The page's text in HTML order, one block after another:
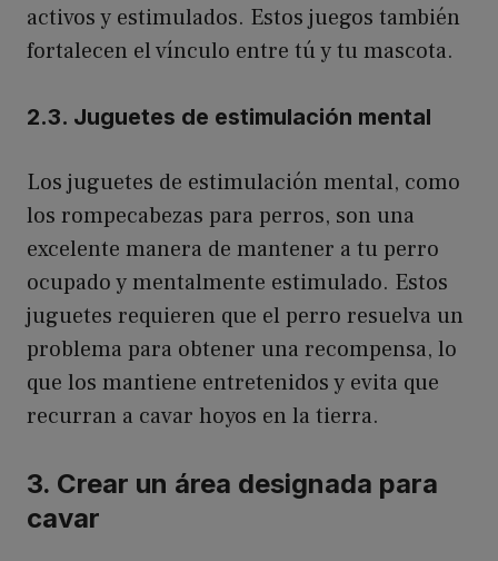
activos y estimulados. Estos juegos también
fortalecen el vínculo entre tú y tu mascota.
2.3. Juguetes de estimulación mental
Los juguetes de estimulación mental, como
los rompecabezas para perros, son una
excelente manera de mantener a tu perro
ocupado y mentalmente estimulado. Estos
juguetes requieren que el perro resuelva un
problema para obtener una recompensa, lo
que los mantiene entretenidos y evita que
recurran a cavar hoyos en la tierra.
3. Crear un área designada para
cavar